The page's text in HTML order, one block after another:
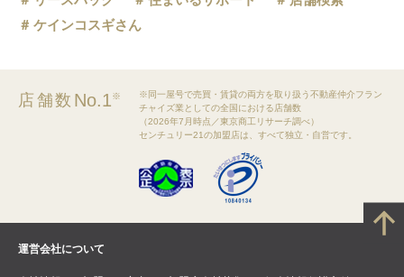
ケインコスギさん
店舗数 No.1※
※同一屋号で売買・賃貸の両方を取り扱う不動産仲介フラン
チャイズ業としての全国における店舗数
（2026年7月時点／東京商工リサーチ調べ）
センチュリー21の加盟店は、すべて独立・自営です。
運営会社について